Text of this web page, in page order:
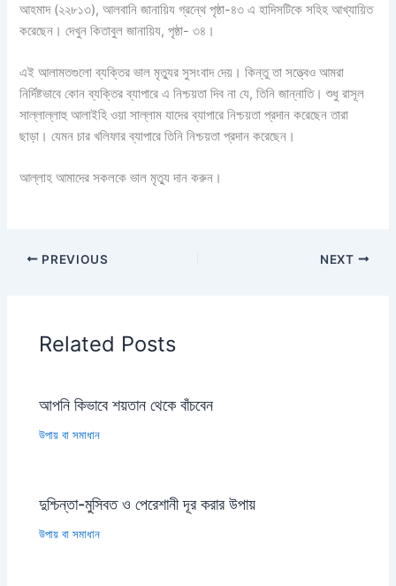
আহমাদ (২২৮১৩), আলবানি জানায়িয গ্রন্থে পৃষ্ঠা-৪৩ এ হাদিসটিকে সহিহ আখ্যায়িত
করেছেন। দেখুন কিতাবুল জানায়িয, পৃষ্ঠা- ৩৪।
এই আলামতগুলো ব্যক্তির ভাল মৃত্যুর সুসংবাদ দেয়। কিন্তু তা সত্ত্বেও আমরা
নির্দিষ্টভাবে কোন ব্যক্তির ব্যাপারে এ নিশ্চয়তা দিব না যে, তিনি জান্নাতি। শুধু রাসূল
সাল্লাল্লাহু আলাইহি ওয়া সাল্লাম যাদের ব্যাপারে নিশ্চয়তা প্রদান করেছেন তারা
ছাড়া। যেমন চার খলিফার ব্যাপারে তিনি নিশ্চয়তা প্রদান করেছেন।
আল্লাহ আমাদের সকলকে ভাল মৃত্যু দান করুন।
PREVIOUS NEXT
Related Posts
আপনি কিভাবে শয়তান থেকে বাঁচবেন
উপায় বা সমাধান
দুশ্চিন্তা-মুসিবত ও পেরেশানী দূর করার উপায়
উপায় বা সমাধান